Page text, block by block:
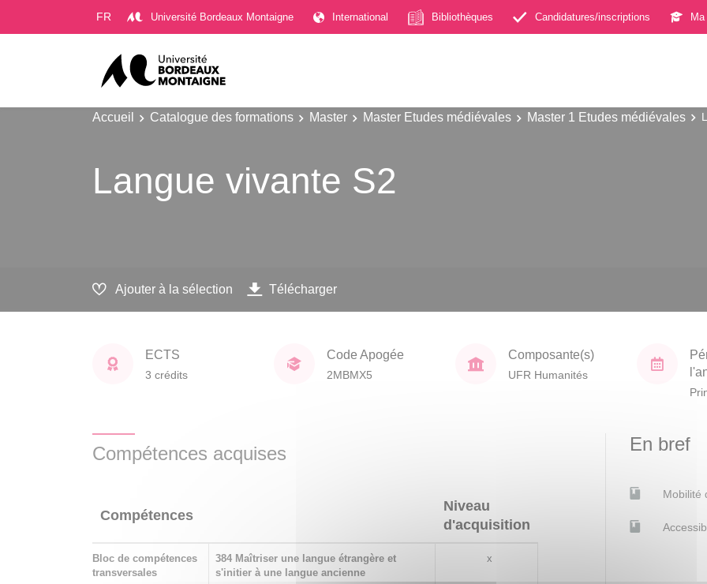
FR Université Bordeaux Montaigne International Bibliothèques Candidatures/inscriptions Ma
Accueil Catalogue des formations Master Master Etudes médiévales Master 1 Etudes médiévales
Langue vivante S2
Ajouter à la sélection Télécharger
ECTS
3 crédits
Code Apogée
2MBMX5
Composante(s)
UFR Humanités
Compétences acquises
Compétences
Niveau
d'acquisition
Bloc de compétences
transversales
384 Maîtriser une langue étrangère et
s'initier à une langue ancienne
x
En bref
Mobilité